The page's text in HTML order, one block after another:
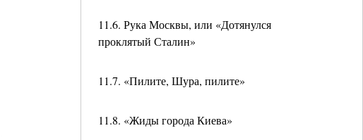
11.6. Рука Москвы, или «Дотянулся
проклятый Сталин»
11.7. «Пилите, Шура, пилите»
11.8. «Жиды города Киева»